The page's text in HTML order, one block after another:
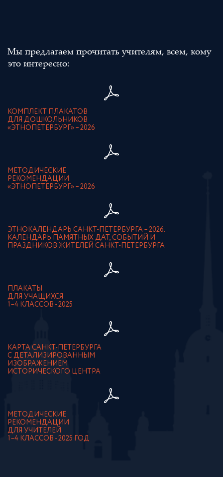
Мы предлагаем прочитать учителям, всем, кому
это интересно:
КОМПЛЕКТ ПЛАКАТОВ
ДЛЯ ДОШКОЛЬНИКОВ
«ЭТНОПЕТЕРБУРГ» – 2026
МЕТОДИЧЕСКИЕ
РЕКОМЕНДАЦИИ
«ЭТНОПЕТЕРБУРГ» – 2026
ЭТНОКАЛЕНДАРЬ САНКТ-ПЕТЕРБУРГА – 2026.
КАЛЕНДАРЬ ПАМЯТНЫХ ДАТ, СОБЫТИЙ И
ПРАЗДНИКОВ ЖИТЕЛЕЙ САНКТ-ПЕТЕРБУРГА
ПЛАКАТЫ
ДЛЯ УЧАЩИХСЯ
1–4 КЛАССОВ - 2025
КАРТА САНКТ-ПЕТЕРБУРГА
С ДЕТАЛИЗИРОВАННЫМ
ИЗОБРАЖЕНИЕМ
ИСТОРИЧЕСКОГО ЦЕНТРА
МЕТОДИЧЕСКИЕ
РЕКОМЕНДАЦИИ
ДЛЯ УЧИТЕЛЕЙ
1–4 КЛАССОВ - 2025 ГОД